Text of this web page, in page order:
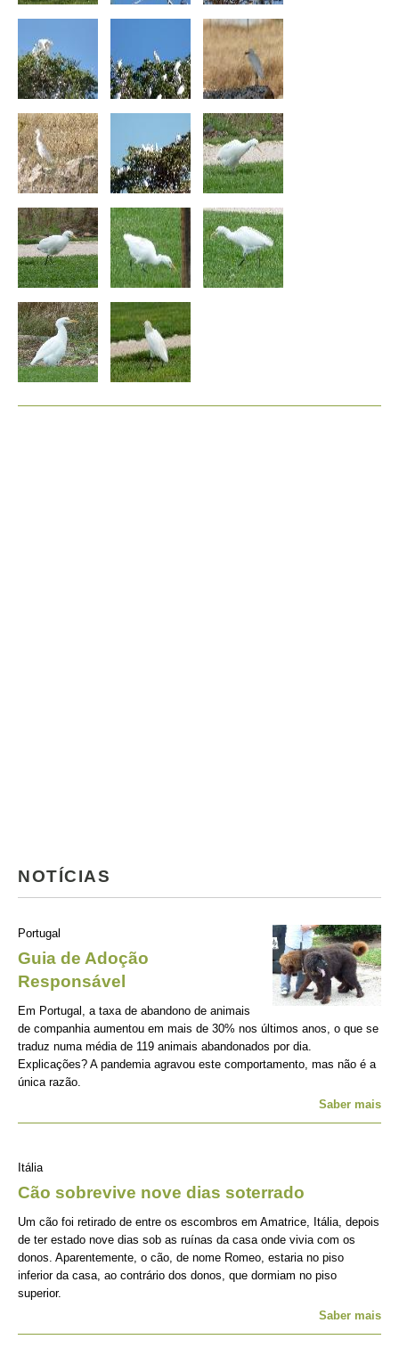
NOTÍCIAS
Portugal
Guia de Adoção
Responsável
Em Portugal, a taxa de abandono de animais
de companhia aumentou em mais de 30% nos últimos anos, o que se
traduz numa média de 119 animais abandonados por dia.
Explicações? A pandemia agravou este comportamento, mas não é a
única razão.
Saber mais
Itália
Cão sobrevive nove dias soterrado
Um cão foi retirado de entre os escombros em Amatrice, Itália, depois
de ter estado nove dias sob as ruínas da casa onde vivia com os
donos. Aparentemente, o cão, de nome Romeo, estaria no piso
inferior da casa, ao contrário dos donos, que dormiam no piso
superior.
Saber mais